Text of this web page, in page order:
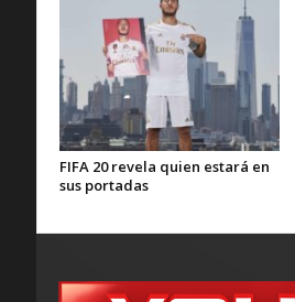
FIFA 20 revela quien estará en
sus portadas